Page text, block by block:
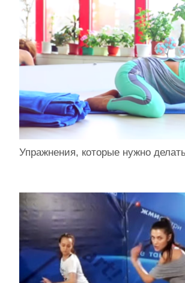
Упражнения, которые нужно